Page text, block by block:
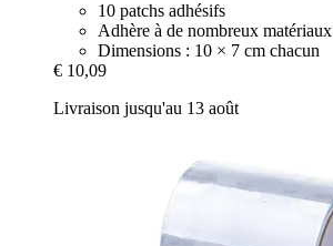
10 patchs adhésifs
Adhère à de nombreux matériaux
Dimensions : 10 × 7 cm chacun
€ 10,09
Livraison jusqu'au 13 août